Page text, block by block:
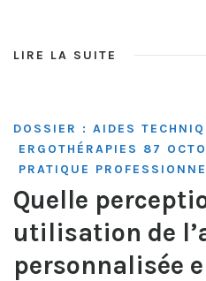
LIRE LA SUITE
DOSSIER : AIDES
ERGOTHÉRAPIES 87
PRATIQUE
Quelle
utilisation de
personnalisée